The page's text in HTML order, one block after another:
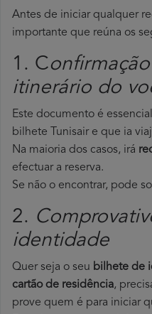
Antes de iniciar qualquer
importante que reúna os
1. C
itinerário do
Este documento é
bilhete Tunisair e que ia
Na maioria dos casos, irá
efectuar a reserva.
Se não o encontrar, pode
2.
identidade
Quer seja o seu bilhete de
cartão de residência,
prove quem é para iniciar